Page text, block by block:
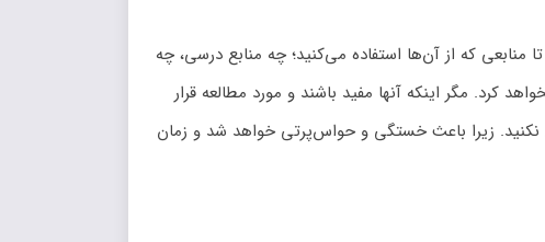
که از آن‌ها استفاده می‌کنید؛ چه منابع درسی، چه
مگر اینکه آنها مفید باشند و مورد مطالعه قرار
نکنید. زیرا باعث خستگی و حواس‌پرتی خواهد شد و زمان